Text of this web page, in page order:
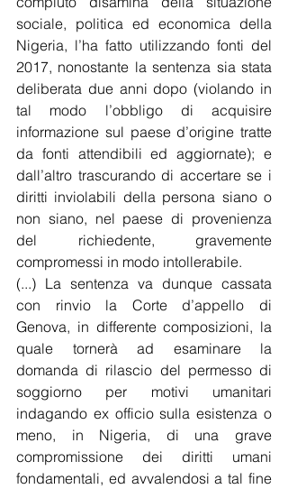
sociale, politica ed economica della
Nigeria, l’ha fatto utilizzando fonti del
2017, nonostante la sentenza sia stata
deliberata due anni dopo (violando in
tal modo l’obbligo di acquisire
informazione sul paese d’origine tratte
da fonti attendibili ed aggiornate); e
dall’altro trascurando di accertare se i
diritti inviolabili della persona siano o
non siano, nel paese di provenienza
del richiedente, gravemente
compromessi in modo intollerabile.
(...) La sentenza va dunque cassata
con rinvio la Corte d’appello di
Genova, in differente composizioni, la
quale tornerà ad esaminare la
domanda di rilascio del permesso di
soggiorno per motivi umanitari
indagando ex officio sulla esistenza o
meno, in Nigeria, di una grave
compromissione dei diritti umani
fondamentali, ed avvalendosi a tal fine